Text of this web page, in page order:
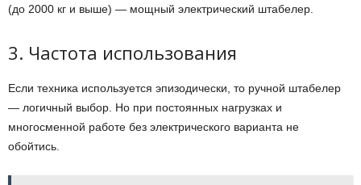
(до 2000 кг и выше) — мощный электрический штабелер.
3. Частота использования
Если техника используется эпизодически, то ручной штабелер
— логичный выбор. Но при постоянных нагрузках и
многосменной работе без электрического варианта не
обойтись.